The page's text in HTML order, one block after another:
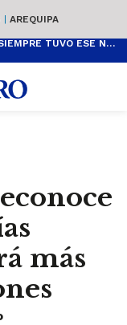
| AREQUIPA
¿SABÍAS QUE EL CORSO DE LA AMISTAD NO SIEMPRE TUVO ESE NOMBRE? ESTA ES SU HISTORIA
más